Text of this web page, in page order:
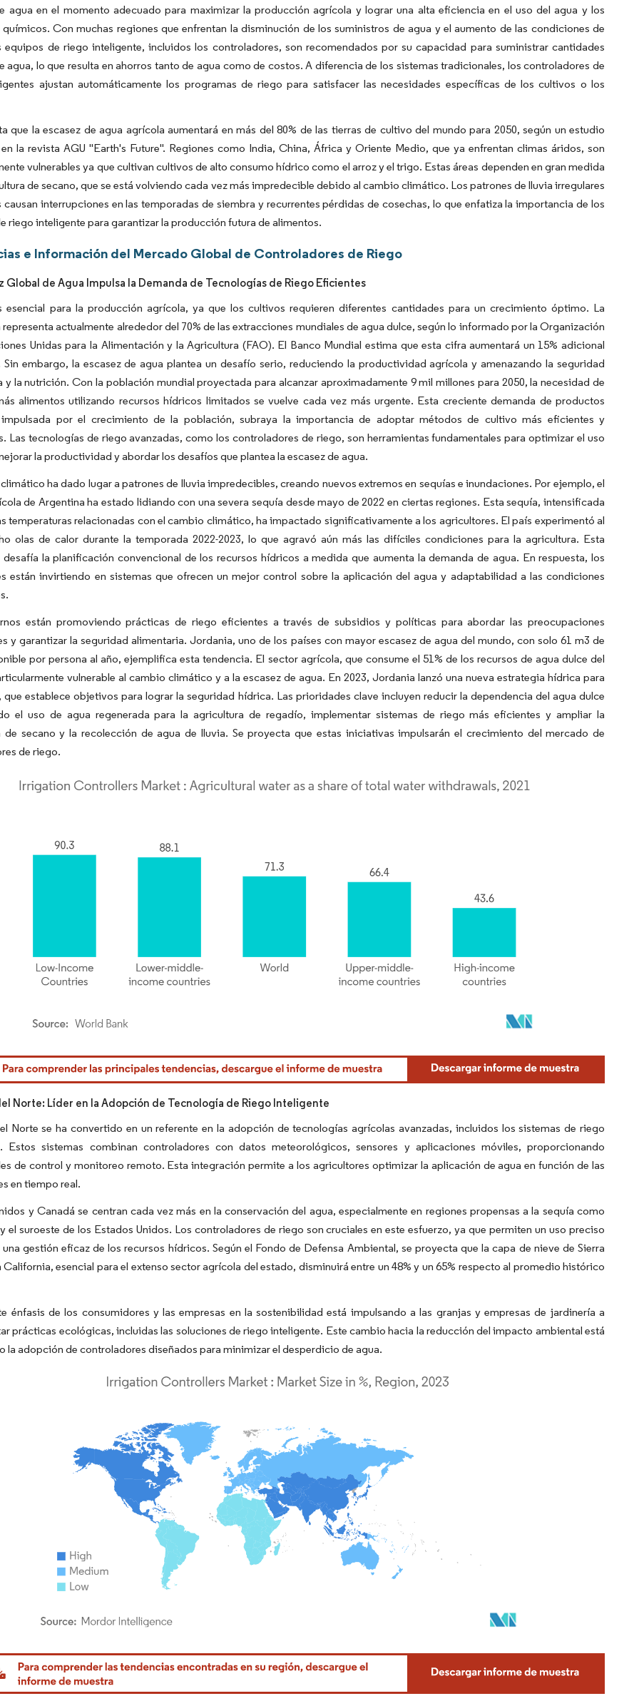
agua en el momento adecuado para maximizar la producción agrícola y lograr una alta eficiencia en el uso del agua y los
Con muchas regiones que enfrentan la disminución de los suministros de agua y el aumento de las condiciones de
equipos de riego inteligente, incluidos los controladores, son recomendados por su capacidad para suministrar cantidades
agua, lo que resulta en ahorros tanto de agua como de costos. A diferencia de los sistemas tradicionales, los controladores de
ajustan automáticamente los programas de riego para satisfacer las necesidades específicas de los cultivos o los
que la escasez de agua agrícola aumentará en más del 80% de las tierras de cultivo del mundo para 2050, según un estudio
la revista AGU "Earth's Future". Regiones como India, China, África y Oriente Medio, que ya enfrentan climas áridos, son
vulnerables ya que cultivan cultivos de alto consumo hídrico como el arroz y el trigo. Estas áreas dependen en gran medida
de secano, que se está volviendo cada vez más impredecible debido al cambio climático. Los patrones de lluvia irregulares
causan interrupciones en las temporadas de siembra y recurrentes pérdidas de cosechas, lo que enfatiza la importancia de los
riego inteligente para garantizar la producción futura de alimentos.
e Información del Mercado Global de Controladores de Riego
Global de Agua Impulsa la Demanda de Tecnologías de Riego Eficientes
esencial para la producción agrícola, ya que los cultivos requieren diferentes cantidades para un crecimiento óptimo. La
actualmente alrededor del 70% de las extracciones mundiales de agua dulce, según lo informado por la Organización
Unidas para la Alimentación y la Agricultura (FAO). El Banco Mundial estima que esta cifra aumentará un 15% adicional
Sin embargo, la escasez de agua plantea un desafío serio, reduciendo la productividad agrícola y amenazando la seguridad
y la nutrición. Con la población mundial proyectada para alcanzar aproximadamente 9 mil millones para 2050, la necesidad de
alimentos utilizando recursos hídricos limitados se vuelve cada vez más urgente. Esta creciente demanda de productos
impulsada por el crecimiento de la población, subraya la importancia de adoptar métodos de cultivo más eficientes y
Las tecnologías de riego avanzadas, como los controladores de riego, son herramientas fundamentales para optimizar el uso
la productividad y abordar los desafíos que plantea la escasez de agua.
ha dado lugar a patrones de lluvia impredecibles, creando nuevos extremos en sequías e inundaciones. Por ejemplo, el
de Argentina ha estado lidiando con una severa sequía desde mayo de 2022 en ciertas regiones. Esta sequía, intensificada
temperaturas relacionadas con el cambio climático, ha impactado significativamente a los agricultores. El país experimentó al
olas de calor durante la temporada 2022-2023, lo que agravó aún más las difíciles condiciones para la agricultura. Esta
la planificación convencional de los recursos hídricos a medida que aumenta la demanda de agua. En respuesta, los
están invirtiendo en sistemas que ofrecen un mejor control sobre la aplicación del agua y adaptabilidad a las condiciones
están promoviendo prácticas de riego eficientes a través de subsidios y políticas para abordar las preocupaciones
y garantizar la seguridad alimentaria. Jordania, uno de los países con mayor escasez de agua del mundo, con solo 61 m3 de
por persona al año, ejemplifica esta tendencia. El sector agrícola, que consume el 51% de los recursos de agua dulce del
vulnerable al cambio climático y a la escasez de agua. En 2023, Jordania lanzó una nueva estrategia hídrica para
que establece objetivos para lograr la seguridad hídrica. Las prioridades clave incluyen reducir la dependencia del agua dulce
el uso de agua regenerada para la agricultura de regadío, implementar sistemas de riego más eficientes y ampliar la
de secano y la recolección de agua de lluvia. Se proyecta que estas iniciativas impulsarán el crecimiento del mercado de
de riego.
Intelligence. El uso requiere atribución según CC BY 4.0.
Norte: Líder en la Adopción de Tecnología de Riego Inteligente
Norte se ha convertido en un referente en la adopción de tecnologías agrícolas avanzadas, incluidos los sistemas de riego
Estos sistemas combinan controladores con datos meteorológicos, sensores y aplicaciones móviles, proporcionando
de control y monitoreo remoto. Esta integración permite a los agricultores optimizar la aplicación de agua en función de las
en tiempo real.
y Canadá se centran cada vez más en la conservación del agua, especialmente en regiones propensas a la sequía como
el suroeste de los Estados Unidos. Los controladores de riego son cruciales en este esfuerzo, ya que permiten un uso preciso
gestión eficaz de los recursos hídricos. Según el Fondo de Defensa Ambiental, se proyecta que la capa de nieve de Sierra
California, esencial para el extenso sector agrícola del estado, disminuirá entre un 48% y un 65% respecto al promedio histórico
énfasis de los consumidores y las empresas en la sostenibilidad está impulsando a las granjas y empresas de jardinería a
prácticas ecológicas, incluidas las soluciones de riego inteligente. Este cambio hacia la reducción del impacto ambiental está
la adopción de controladores diseñados para minimizar el desperdicio de agua.
Intelligence. El uso requiere atribución según CC BY 4.0.